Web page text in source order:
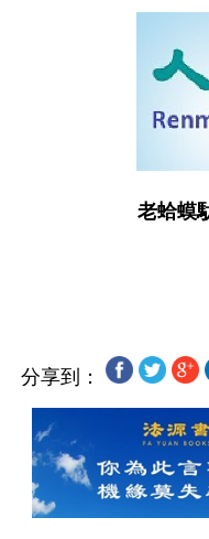
老蛤蟆
分享到：